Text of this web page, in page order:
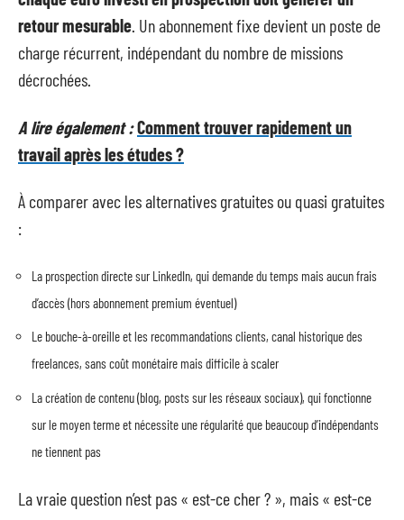
retour mesurable. Un abonnement fixe devient un poste de
charge récurrent, indépendant du nombre de missions
décrochées.
A lire également :Comment trouver rapidement un
travail après les études ?
À comparer avec les alternatives gratuites ou quasi gratuites
:
La prospection directe sur LinkedIn, qui demande du temps mais aucun frais
d’accès (hors abonnement premium éventuel)
Le bouche-à-oreille et les recommandations clients, canal historique des
freelances, sans coût monétaire mais difficile à scaler
La création de contenu (blog, posts sur les réseaux sociaux), qui fonctionne
sur le moyen terme et nécessite une régularité que beaucoup d’indépendants
ne tiennent pas
La vraie question n’est pas « est-ce cher ? », mais « est-ce